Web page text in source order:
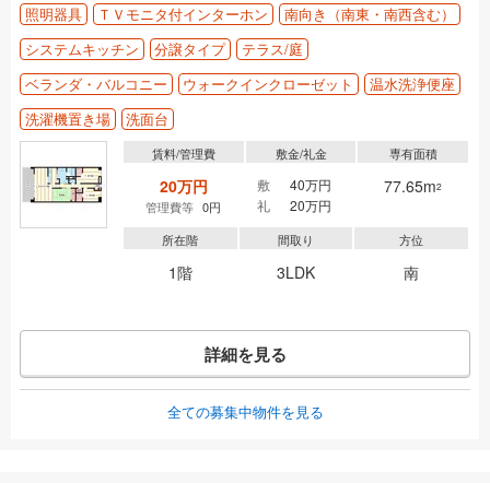
照明器具
ＴＶモニタ付インターホン
南向き（南東・南西含む）
システムキッチン
分譲タイプ
テラス/庭
ベランダ・バルコニー
ウォークインクローゼット
温水洗浄便座
洗濯機置き場
洗面台
賃料/管理費
20万円
管理費等 0円
敷金/礼金
敷
40万円
礼
20万円
専有面積
77.65m2
所在階
1階
間取り
3LDK
方位
南
詳細を見る
全ての募集中物件を見る